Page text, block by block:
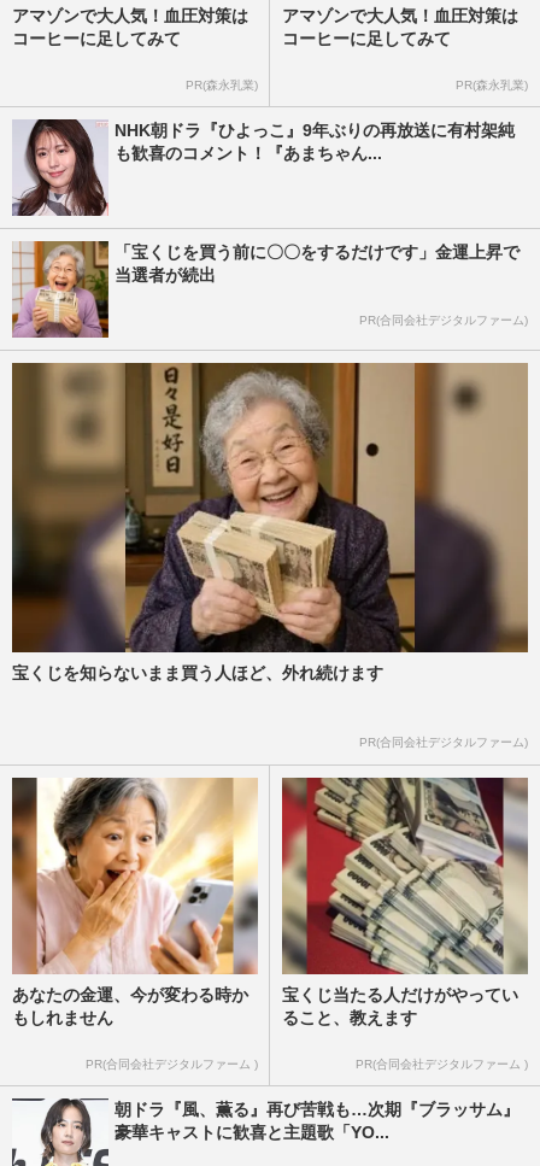
アマゾンで大人気！血圧対策は
コーヒーに足してみて
PR(森永乳業)
アマゾンで大人気！血圧対策は
コーヒーに足してみて
PR(森永乳業)
NHK朝ドラ『ひよっこ』9年ぶりの再放送に有村架純
も歓喜のコメント！『あまちゃん...
「宝くじを買う前に〇〇をするだけです」金運上昇で
当選者が続出
PR(合同会社デジタルファーム)
宝くじを知らないまま買う人ほど、外れ続けます
PR(合同会社デジタルファーム)
あなたの金運、今が変わる時か
もしれません
PR(合同会社デジタルファーム )
宝くじ当たる人だけがやってい
ること、教えます
PR(合同会社デジタルファーム )
朝ドラ『風、薫る』再び苦戦も…次期『ブラッサム』
豪華キャストに歓喜と主題歌「YO...